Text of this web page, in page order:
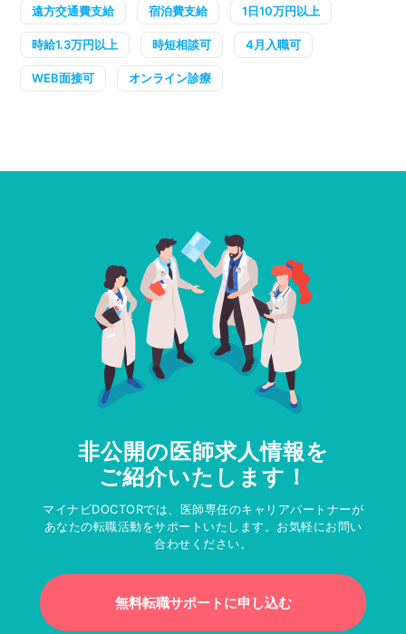
遠方交通費支給 宿泊費支給 1日10万円以上
時給1.3万円以上 時短相談可 4月入職可
WEB面接可 オンライン診療
非公開の医師求人情報を
ご紹介いたします！
マイナビDOCTORでは、医師専任のキャリアパートナーが
あなたの転職活動をサポートいたします。お気軽にお問い
合わせください。
無料転職サポートに申し込む